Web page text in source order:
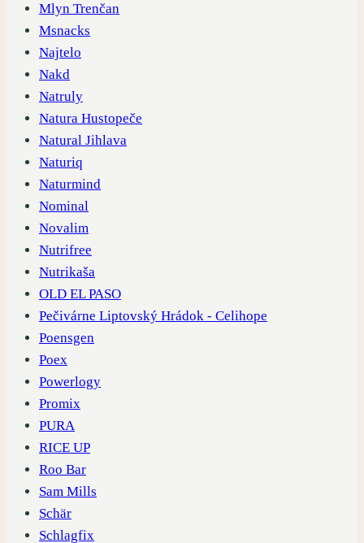
Mlyn Trenčan
Msnacks
Najtelo
Nakd
Natruly
Natura Hustopeče
Natural Jihlava
Naturiq
Naturmind
Nominal
Novalim
Nutrifree
Nutrikaša
OLD EL PASO
Pečivárne Liptovský Hrádok - Celihope
Poensgen
Poex
Powerlogy
Promix
PURA
RICE UP
Roo Bar
Sam Mills
Schär
Schlagfix